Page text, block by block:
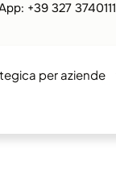
+39 327 3740111
per aziende